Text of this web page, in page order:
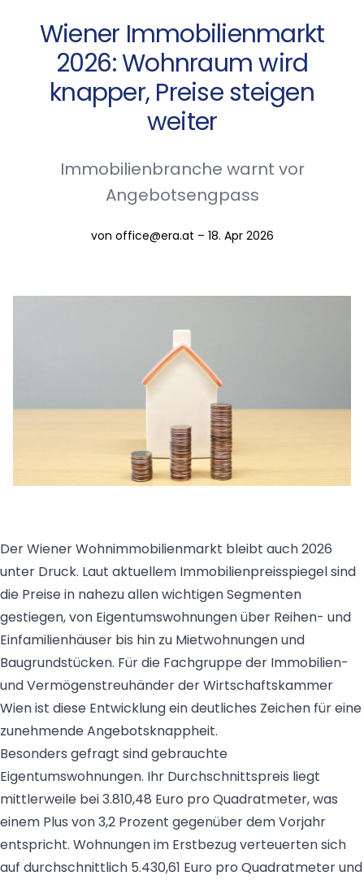
Wiener Immobilienmarkt
2026: Wohnraum wird
knapper, Preise steigen
weiter
Immobilienbranche warnt vor
Angebotsengpass
von office@era.at – 18. Apr 2026
Der Wiener Wohnimmobilienmarkt bleibt auch 2026
unter Druck. Laut aktuellem Immobilienpreisspiegel sind
die Preise in nahezu allen wichtigen Segmenten
gestiegen, von Eigentumswohnungen über Reihen- und
Einfamilienhäuser bis hin zu Mietwohnungen und
Baugrundstücken. Für die Fachgruppe der Immobilien-
und Vermögenstreuhänder der Wirtschaftskammer
Wien ist diese Entwicklung ein deutliches Zeichen für eine
zunehmende Angebotsknappheit.
Besonders gefragt sind gebrauchte
Eigentumswohnungen. Ihr Durchschnittspreis liegt
mittlerweile bei 3.810,48 Euro pro Quadratmeter, was
einem Plus von 3,2 Prozent gegenüber dem Vorjahr
entspricht. Wohnungen im Erstbezug verteuerten sich
auf durchschnittlich 5.430,61 Euro pro Quadratmeter und